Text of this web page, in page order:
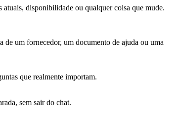
disponibilidade ou qualquer coisa que mude.
um fornecedor, um documento de ajuda ou uma
que realmente importam.
sem sair do chat.